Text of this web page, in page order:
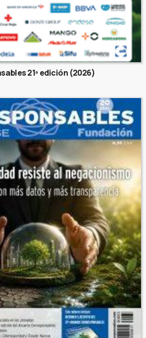
21ª edición (2026)